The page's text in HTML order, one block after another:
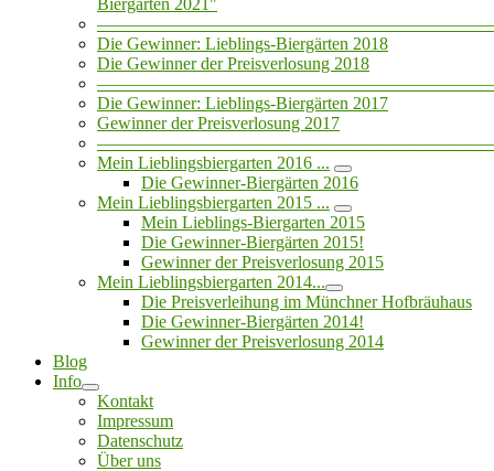
Biergarten 2021"
Die Gewinner: Lieblings-Biergärten 2018
Die Gewinner der Preisverlosung 2018
Die Gewinner: Lieblings-Biergärten 2017
Gewinner der Preisverlosung 2017
Mein Lieblingsbiergarten 2016 ...
Die Gewinner-Biergärten 2016
Mein Lieblingsbiergarten 2015 ...
Mein Lieblings-Biergarten 2015
Die Gewinner-Biergärten 2015!
Gewinner der Preisverlosung 2015
Mein Lieblingsbiergarten 2014...
Die Preisverleihung im Münchner Hofbräuhaus
Die Gewinner-Biergärten 2014!
Gewinner der Preisverlosung 2014
Blog
Info
Kontakt
Impressum
Datenschutz
Über uns